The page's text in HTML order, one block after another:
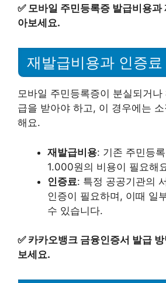
✅ 모바일 주민등록증 발급비용과
아보세요.
재발급비용과 인증료
모바일 주민등록증이 분실되거
급을 받아야 하고, 이 경우에는
해요.
재발급비용: 기존 주민등
1.000원의 비용이 필요해
인증료: 특정 공공기관의
인증이 필요하며, 이때 일
수 있습니다.
✅ 카카오뱅크 금융인증서 발급
보세요.